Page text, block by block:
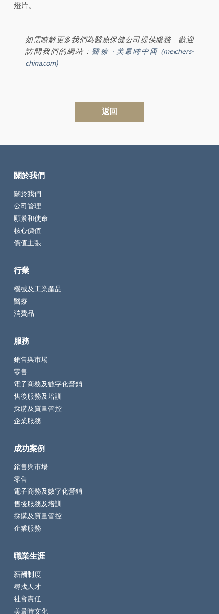
燈片。
如需瞭解更多我們為醫療保健公司提供服務，歡迎
訪問我們的網站： 醫療 · 美最時中國 (melchers-
china.com)
返回
關於我們
關於我們
公司管理
願景和使命
核心價值
價值主張
行業
機械及工業產品
醫療
消費品
服務
銷售與市場
零售
電子商務及數字化營銷
售後服務及培訓
採購及質量管控
企業服務
成功案例
銷售與市場
零售
電子商務及數字化營銷
售後服務及培訓
採購及質量管控
企業服務
職業生涯
薪酬制度
尋找人才
社會責任
美最時文化